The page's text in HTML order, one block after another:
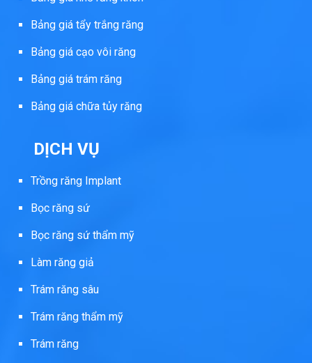
Bảng giá tẩy trắng răng
Bảng giá cạo vôi răng
Bảng giá trám răng
Bảng giá chữa tủy răng
DỊCH VỤ
Trồng răng Implant
Bọc răng sứ
Bọc răng sứ thẩm mỹ
Làm răng giả
Trám răng sâu
Trám răng thẩm mỹ
Trám răng